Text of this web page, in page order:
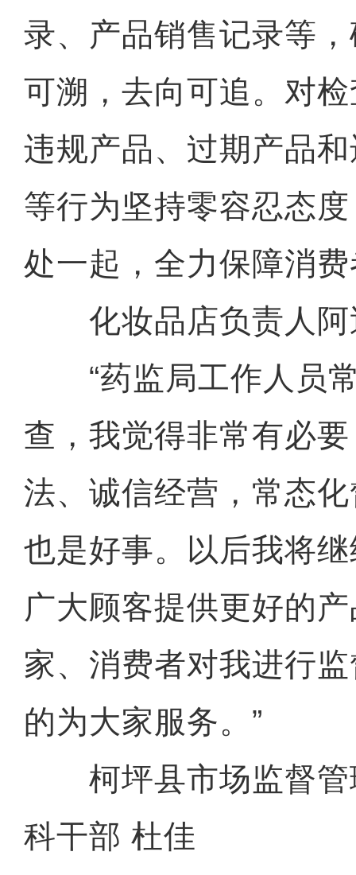
录、产品销售记录等
可溯，去向可追。对
违规产品、过期产品
等行为坚持零容忍态
处一起，全力保障消
化妆品店负责人阿
“药监局工作人员常
查，我觉得非常有必
法、诚信经营，常态
也是好事。以后我将
广大顾客提供更好的
家、消费者对我进行
的为大家服务。”
柯坪县市场监督管
科干部 杜佳